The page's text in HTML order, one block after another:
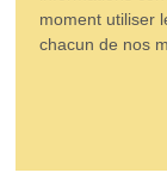
moment utiliser
chacun de nos